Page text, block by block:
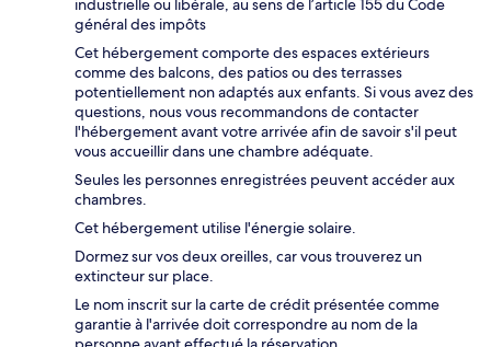
industrielle ou libérale, au sens de l’article 155 du Code
général des impôts
Cet hébergement comporte des espaces extérieurs
comme des balcons, des patios ou des terrasses
potentiellement non adaptés aux enfants. Si vous avez des
questions, nous vous recommandons de contacter
l'hébergement avant votre arrivée afin de savoir s'il peut
vous accueillir dans une chambre adéquate.
Seules les personnes enregistrées peuvent accéder aux
chambres.
Cet hébergement utilise l'énergie solaire.
Dormez sur vos deux oreilles, car vous trouverez un
extincteur sur place.
Le nom inscrit sur la carte de crédit présentée comme
garantie à l'arrivée doit correspondre au nom de la